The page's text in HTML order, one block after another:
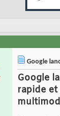
Google
Google
rapide et